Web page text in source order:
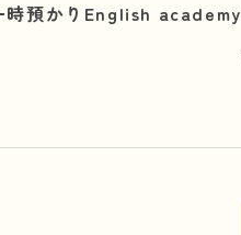
時預かり English academy